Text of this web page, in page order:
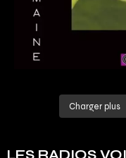
Charger plus